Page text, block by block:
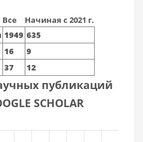
Все
Начиная с 2021 г.
1949 635
16
9
37 12
публикаций
SCHOLAR